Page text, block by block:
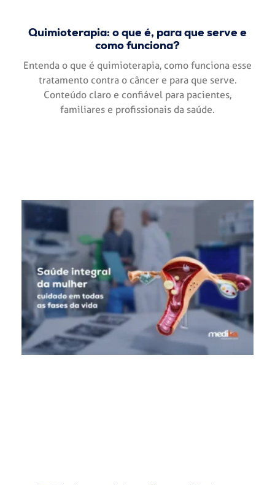
Quimioterapia: o que é, para que serve e
como funciona?
Entenda o que é quimioterapia, como funciona esse
tratamento contra o câncer e para que serve.
Conteúdo claro e confiável para pacientes,
familiares e profissionais da saúde.